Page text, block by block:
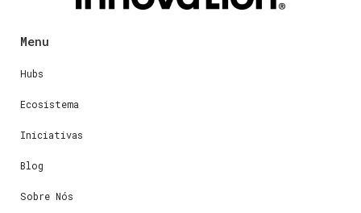
Menu
Hubs
Ecosistema
Iniciativas
Blog
Sobre Nós